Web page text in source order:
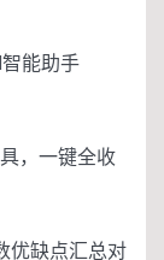
能助手
，一键全收
优缺点汇总对